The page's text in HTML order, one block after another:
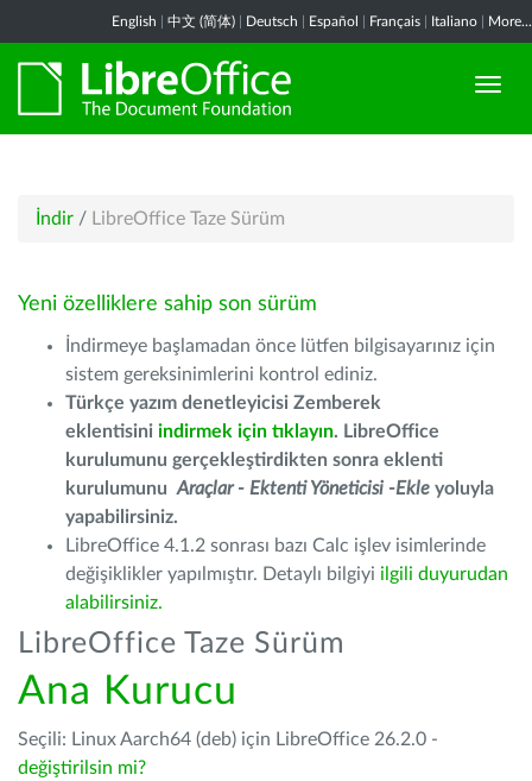
English 中文 (简体) Deutsch Español Français Italiano More...
İndir / LibreOffice Taze Sürüm
Yeni özelliklere sahip son sürüm
İndirmeye başlamadan önce lütfen bilgisayarınız için
sistem gereksinimlerini kontrol ediniz.
Türkçe yazım denetleyicisi Zemberek
eklentisini indirmek için tıklayın. LibreOffice
kurulumunu gerçekleştirdikten sonra eklenti
kurulumunu Araçlar - Ektenti Yöneticisi -Ekle yoluyla
yapabilirsiniz.
LibreOffice 4.1.2 sonrası bazı Calc işlev isimlerinde
değişiklikler yapılmıştır. Detaylı bilgiyi ilgili duyurudan
alabilirsiniz.
LibreOffice Taze Sürüm
Ana Kurucu
Seçili: Linux Aarch64 (deb) için LibreOffice 26.2.0 -
değiştirilsin mi?